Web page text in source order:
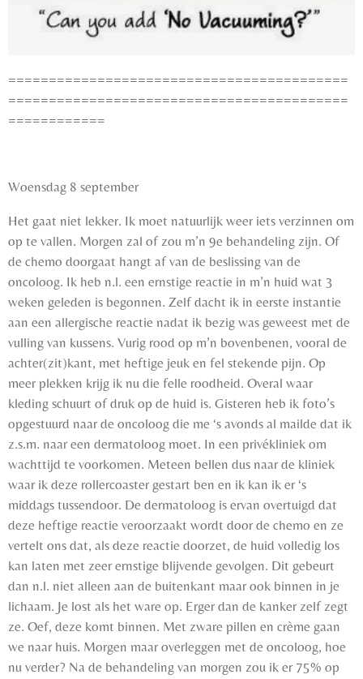
==========================================
==========================================
============
Woensdag 8 september
Het gaat niet lekker. Ik moet natuurlijk weer iets verzinnen om
op te vallen. Morgen zal of zou m’n 9e behandeling zijn. Of
de chemo doorgaat hangt af van de beslissing van de
oncoloog. Ik heb n.l. een ernstige reactie in m’n huid wat 3
weken geleden is begonnen. Zelf dacht ik in eerste instantie
aan een allergische reactie nadat ik bezig was geweest met de
vulling van kussens. Vurig rood op m’n bovenbenen, vooral de
achter(zit)kant, met heftige jeuk en fel stekende pijn. Op
meer plekken krijg ik nu die felle roodheid. Overal waar
kleding schuurt of druk op de huid is. Gisteren heb ik foto’s
opgestuurd naar de oncoloog die me ‘s avonds al mailde dat ik
z.s.m. naar een dermatoloog moet. In een privékliniek om
wachttijd te voorkomen. Meteen bellen dus naar de kliniek
waar ik deze rollercoaster gestart ben en ik kan ik er ‘s
middags tussendoor. De dermatoloog is ervan overtuigd dat
deze heftige reactie veroorzaakt wordt door de chemo en ze
vertelt ons dat, als deze reactie doorzet, de huid volledig los
kan laten met zeer ernstige blijvende gevolgen. Dit gebeurt
dan n.l. niet alleen aan de buitenkant maar ook binnen in je
lichaam. Je lost als het ware op. Erger dan de kanker zelf zegt
ze. Oef, deze komt binnen. Met zware pillen en crème gaan
we naar huis. Morgen maar overleggen met de oncoloog, hoe
nu verder? Na de behandeling van morgen zou ik er 75% op